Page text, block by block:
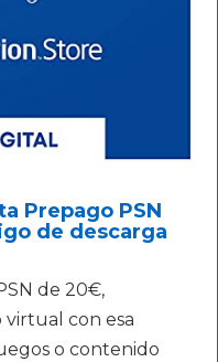
Prepago PSN
de descarga
de 20€,
con esa
o contenido